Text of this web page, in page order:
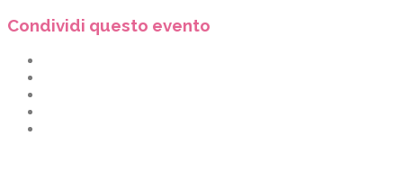
Condividi questo evento